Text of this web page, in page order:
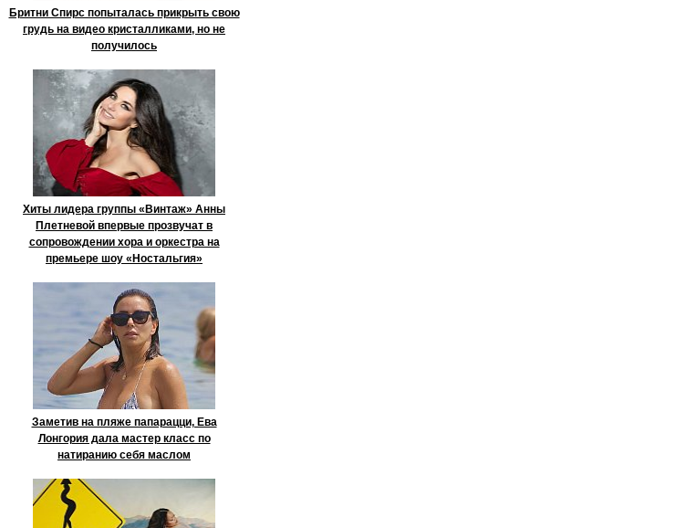
Бритни Спирс попыталась прикрыть свою
грудь на видео кристалликами, но не
получилось
Хиты лидера группы «Винтаж» Анны
Плетневой впервые прозвучат в
сопровождении хора и оркестра на
премьере шоу «Ностальгия»
Заметив на пляже папарацци, Ева
Лонгория дала мастер класс по
натиранию себя маслом